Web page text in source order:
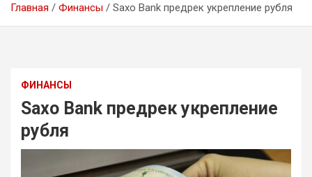
Главная Финансы Saxo Bank предрек укрепление рубля
ФИНАНСЫ
Saxo Bank предрек укрепление
рубля